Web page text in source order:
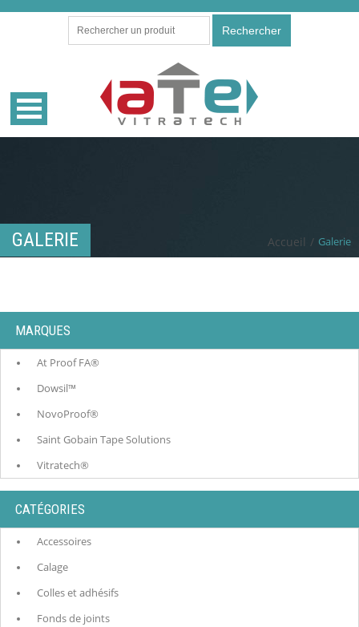
Rechercher
GALERIE Accueil / Galerie
MARQUES
At Proof FA®
Dowsil™
NovoProof®
Saint Gobain Tape Solutions
Vitratech®
CATÉGORIES
Accessoires
Calage
Colles et adhésifs
Fonds de joints